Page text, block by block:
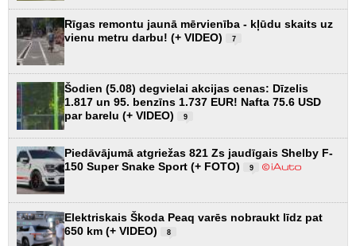
Rīgas remontu jaunā mērvienība - kļūdu skaits uz
vienu metru darbu! (+ VIDEO)
7
Šodien (5.08) degvielai akcijas cenas: Dīzelis
1.817 un 95. benzīns 1.737 EUR! Nafta 75.6 USD
par barelu (+ VIDEO)
9
Piedāvājumā atgriežas 821 Zs jaudīgais Shelby F-
150 Super Snake Sport (+ FOTO)
9
Elektriskais Škoda Peaq varēs nobraukt līdz pat
650 km (+ VIDEO)
8